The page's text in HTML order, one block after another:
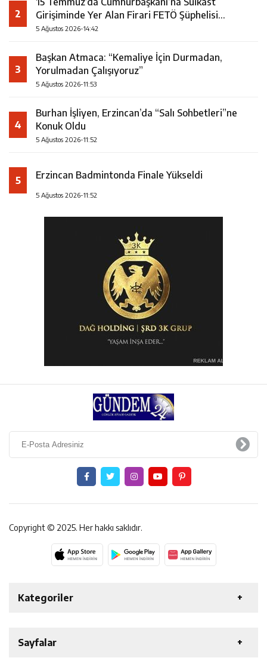
2
Girişiminde Yer Alan Firari FETÖ Şüphelisi
Yakalandı
5 Ağustos 2026-14:42
3
Başkan Atmaca: “Kemaliye İçin Durmadan,
Yorulmadan Çalışıyoruz”
5 Ağustos 2026-11:53
4
Burhan İşliyen, Erzincan’da “Salı Sohbetleri”ne
Konuk Oldu
5 Ağustos 2026-11:52
5 Erzincan Badmintonda Finale Yükseldi
5 Ağustos 2026-11:52
Copyright © 2025. Her hakkı saklıdır.
Kategoriler
EKONOMİ
Sayfalar